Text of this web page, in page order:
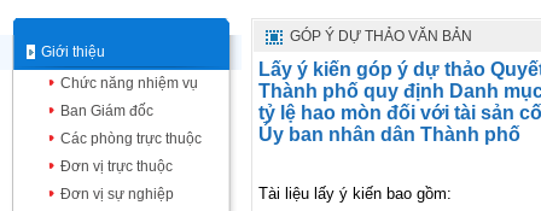
Giới thiệu
Chức năng nhiệm vụ
Ban Giám đốc
Các phòng trực thuộc
Đơn vị trực thuộc
Đơn vị sự nghiệp
GÓP Ý DỰ THẢO VĂN BẢN
Lấy ý kiến góp ý dự thảo
Thành phố quy định Danh
tỷ lệ hao mòn đối với tài sản
Ủy ban nhân dân Thành phố
Tài liệu lấy ý kiến bao gồm: